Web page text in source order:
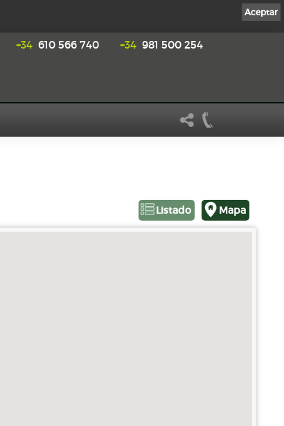
+34 981 500 254
+34 610 566 740
Mapa
Listado
Aceptar